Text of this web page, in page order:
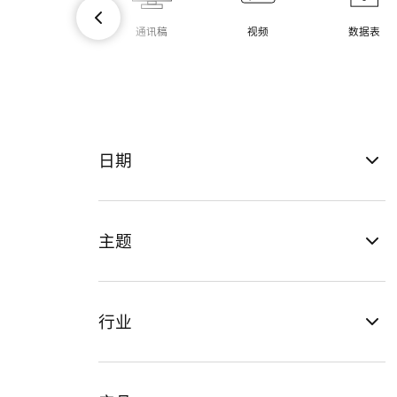
通讯稿 视频 数据表
日期
主题
行业